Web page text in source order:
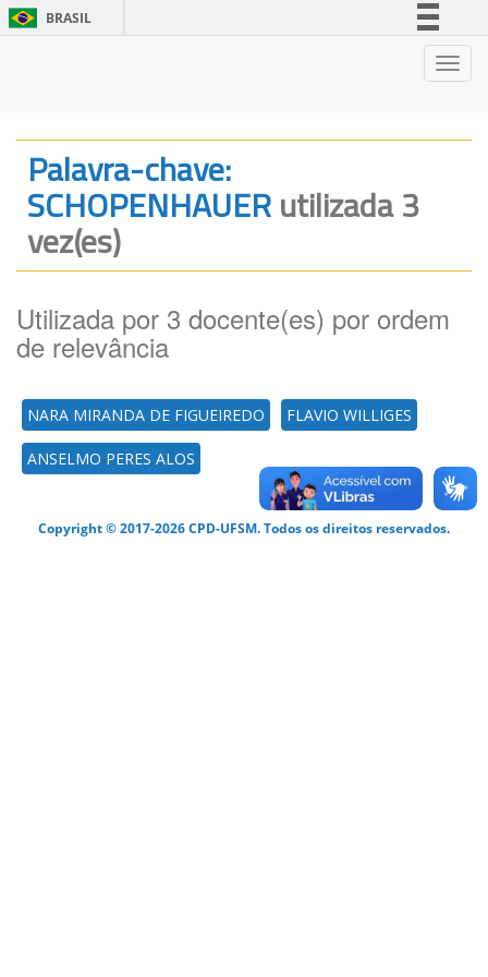
BRASIL
Canais
Palavra-chave:
SCHOPENHAUERutilizada 3
vez(es)
Utilizada por 3 docente(es) por ordem
de relevância
NARA MIRANDA DE FIGUEIREDO FLAVIO WILLIGES
ANSELMO PERES ALOS
Copyright © 2017-2026 CPD-UFSM. Todos os direitos reservados.